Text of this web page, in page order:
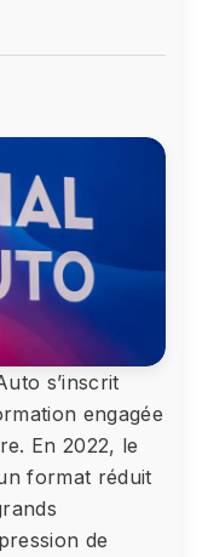
s’inscrit
engagée
En 2022, le
format réduit
de